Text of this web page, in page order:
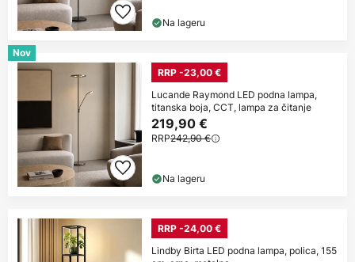
Na lageru
Nov
RRP -23,00 €
Lucande Raymond LED podna lampa,
titanska boja, CCT, lampa za čitanje
219,90 €
RRP242,90 €
Na lageru
RRP -24,00 €
Lindby Birta LED podna lampa, polica, 155